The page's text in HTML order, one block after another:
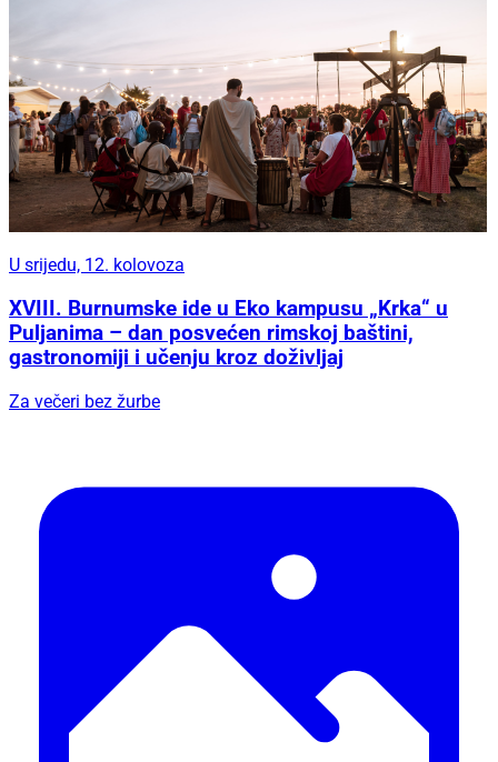
U srijedu, 12. kolovoza
XVIII. Burnumske ide u Eko kampusu „Krka“ u
Puljanima – dan posvećen rimskoj baštini,
gastronomiji i učenju kroz doživljaj
Za večeri bez žurbe